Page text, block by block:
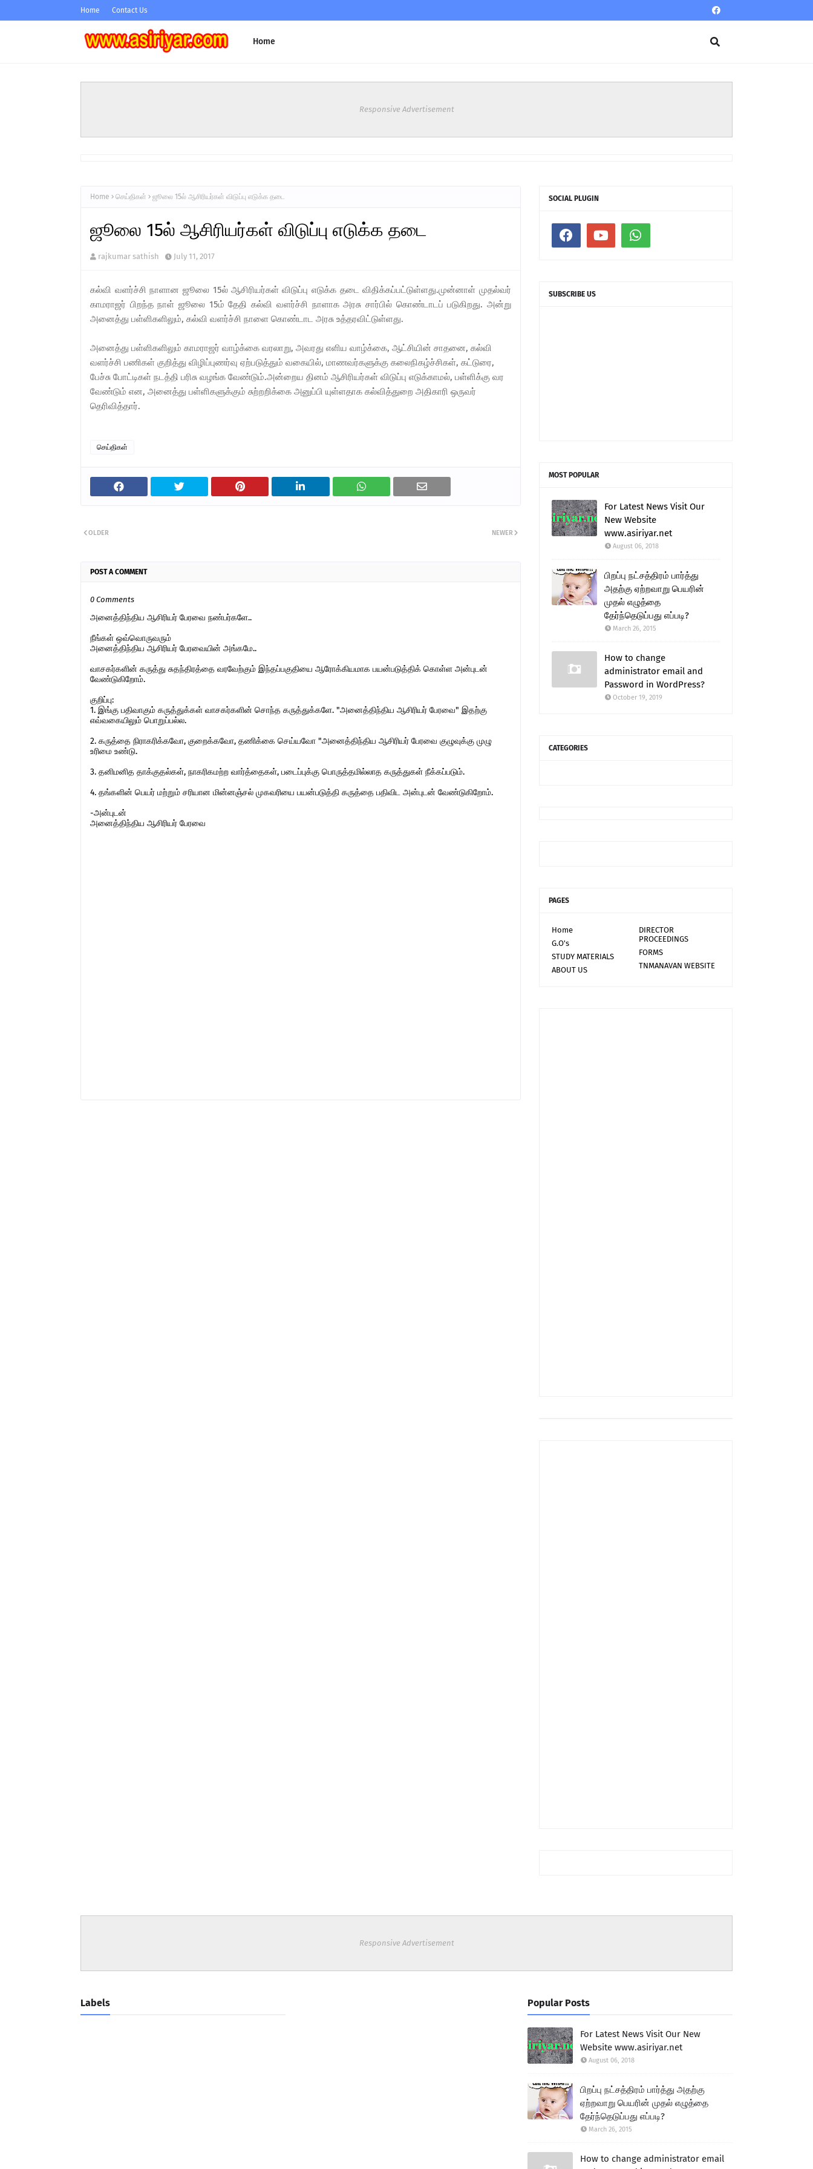
Home Contact Us
Home
Responsive Advertisement
Home செய்திகள் ஜூலை 15ல் ஆசிரியர்கள் விடுப்பு எடுக்க தடை
ஜூலை 15ல் ஆசிரியர்கள் விடுப்பு எடுக்க தடை
rajkumar sathish July 11, 2017
கல்வி வளர்ச்சி நாளான ஜூலை 15ல் ஆசிரியர்கள் விடுப்பு எடுக்க தடை விதிக்கப்பட்டுள்ளது.முன்னாள் முதல்வர்
காமராஜர் பிறந்த நாள் ஜூலை 15ம் தேதி கல்வி வளர்ச்சி நாளாக அரசு சார்பில் கொண்டாடப் படுகிறது. அன்று
அனைத்து பள்ளிகளிலும், கல்வி வளர்ச்சி நாளை கொண்டாட அரசு உத்தரவிட்டுள்ளது.
அனைத்து பள்ளிகளிலும் காமராஜர் வாழ்க்கை வரலாறு, அவரது எளிய வாழ்க்கை, ஆட்சியின் சாதனை, கல்வி
வளர்ச்சி பணிகள் குறித்து விழிப்புணர்வு ஏற்படுத்தும் வகையில், மாணவர்களுக்கு கலைநிகழ்ச்சிகள், கட்டுரை,
பேச்சு போட்டிகள் நடத்தி பரிசு வழங்க வேண்டும்.அன்றைய தினம் ஆசிரியர்கள் விடுப்பு எடுக்காமல், பள்ளிக்கு வர
வேண்டும் என, அனைத்து பள்ளிகளுக்கும் சுற்றறிக்கை அனுப்பி யுள்ளதாக கல்வித்துறை அதிகாரி ஒருவர்
தெரிவித்தார்.
செய்திகள்
NEWER
OLDER
POST A COMMENT
0 Comments
அனைத்திந்திய ஆசிரியர் பேரவை நண்பர்களே..
நீங்கள் ஒவ்வொருவரும்
அனைத்திந்திய ஆசிரியர் பேரவையின் அங்கமே..
வாசகர்களின் கருத்து சுதந்திரத்தை வரவேற்கும் இந்தப்பகுதியை ஆரோக்கியமாக பயன்படுத்திக் கொள்ள அன்புடன்
வேண்டுகிறோம்.
குறிப்பு:
1. இங்கு பதிவாகும் கருத்துக்கள் வாசகர்களின் சொந்த கருத்துக்களே. "அனைத்திந்திய ஆசிரியர் பேரவை" இதற்கு
எவ்வகையிலும் பொறுப்பல்ல.
2. கருத்தை நிராகரிக்கவோ, குறைக்கவோ, தணிக்கை செய்யவோ "அனைத்திந்திய ஆசிரியர் பேரவை குழுவுக்கு முழு
உரிமை உண்டு.
3. தனிமனித தாக்குதல்கள், நாகரிகமற்ற வார்த்தைகள், படைப்புக்கு பொருத்தமில்லாத கருத்துகள் நீக்கப்படும்.
4. தங்களின் பெயர் மற்றும் சரியான மின்னஞ்சல் முகவரியை பயன்படுத்தி கருத்தை பதிவிட அன்புடன் வேண்டுகிறோம்.
-அன்புடன்
அனைத்திந்திய ஆசிரியர் பேரவை
SOCIAL PLUGIN
SUBSCRIBE US
MOST POPULAR
For Latest News Visit Our
New Website
www.asiriyar.net
August 06, 2018
பிறப்பு நட்சத்திரம் பார்த்து
அதற்கு ஏற்றவாறு பெயரின்
முதல் எழுத்தை
தேர்ந்தெடுப்பது எப்படி?
March 26, 2015
How to change
administrator email and
Password in WordPress?
October 19, 2019
CATEGORIES
PAGES
Home
DIRECTOR
PROCEEDINGS
G.O's
FORMS
STUDY MATERIALS
TNMANAVAN WEBSITE
ABOUT US
Responsive Advertisement
Labels Popular Posts
For Latest News Visit Our New
Website www.asiriyar.net
August 06, 2018
பிறப்பு நட்சத்திரம் பார்த்து அதற்கு
ஏற்றவாறு பெயரின் முதல் எழுத்தை
தேர்ந்தெடுப்பது எப்படி?
March 26, 2015
How to change administrator email